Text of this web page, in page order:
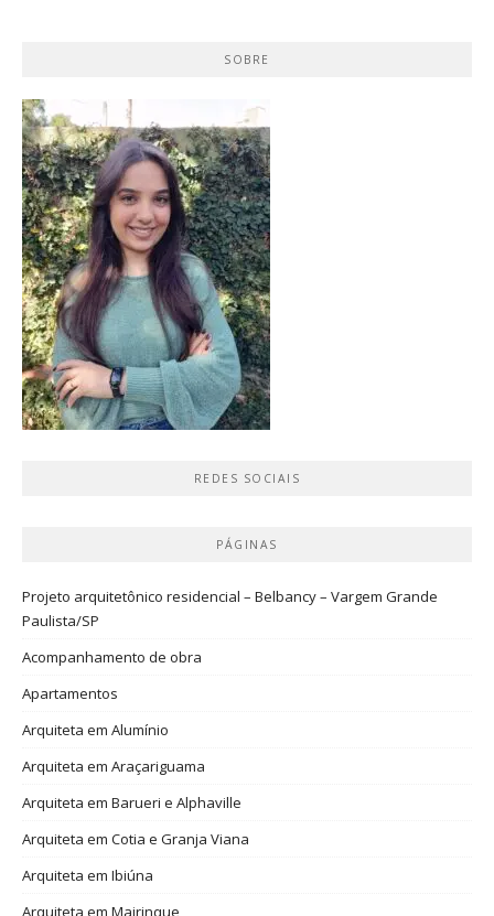
SOBRE
REDES SOCIAIS
PÁGINAS
Projeto arquitetônico residencial – Belbancy – Vargem Grande
Paulista/SP
Acompanhamento de obra
Apartamentos
Arquiteta em Alumínio
Arquiteta em Araçariguama
Arquiteta em Barueri e Alphaville
Arquiteta em Cotia e Granja Viana
Arquiteta em Ibiúna
Arquiteta em Mairinque